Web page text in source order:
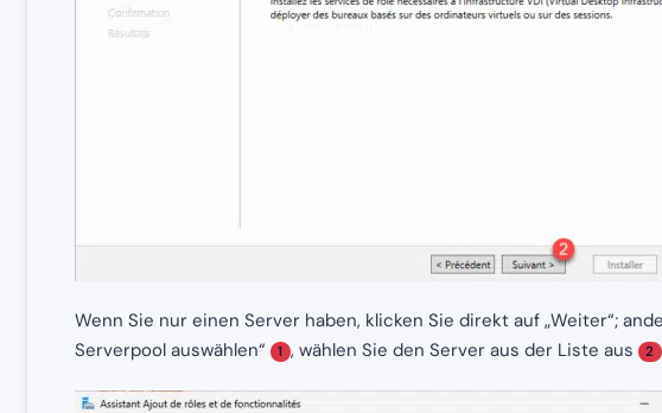
Wenn Sie nur einen Server haben, klicken Sie direkt auf „Weiter“;
Serverpool auswählen“
1 , wählen Sie den Server aus der Liste aus 2